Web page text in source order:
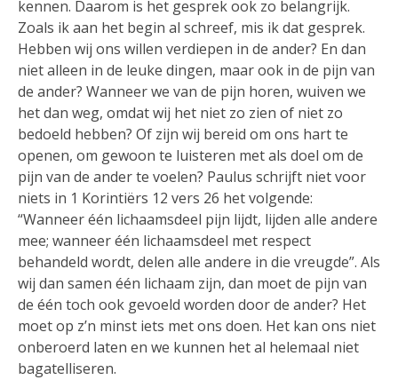
kennen. Daarom is het gesprek ook zo belangrijk.
Zoals ik aan het begin al schreef, mis ik dat gesprek.
Hebben wij ons willen verdiepen in de ander? En dan
niet alleen in de leuke dingen, maar ook in de pijn van
de ander? Wanneer we van de pijn horen, wuiven we
het dan weg, omdat wij het niet zo zien of niet zo
bedoeld hebben? Of zijn wij bereid om ons hart te
openen, om gewoon te luisteren met als doel om de
pijn van de ander te voelen? Paulus schrijft niet voor
niets in 1 Korintiërs 12 vers 26 het volgende:
“Wanneer één lichaamsdeel pijn lijdt, lijden alle andere
mee; wanneer één lichaamsdeel met respect
behandeld wordt, delen alle andere in die vreugde”. Als
wij dan samen één lichaam zijn, dan moet de pijn van
de één toch ook gevoeld worden door de ander? Het
moet op z’n minst iets met ons doen. Het kan ons niet
onberoerd laten en we kunnen het al helemaal niet
bagatelliseren.